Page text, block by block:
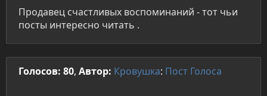
Продавец счастливых воспоминаний - тот чьи
посты интересно читать .
Голосов: 80, Автор: Кровушка: Пост Голоса